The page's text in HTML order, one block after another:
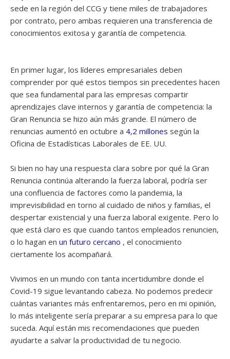
sede en la región del CCG y tiene miles de trabajadores
por contrato, pero ambas requieren una transferencia de
conocimientos exitosa y garantía de competencia.
En primer lugar, los líderes empresariales deben
comprender por qué estos tiempos sin precedentes hacen
que sea fundamental para las empresas compartir
aprendizajes clave internos y garantía de competencia: la
Gran Renuncia se hizo aún más grande. El número de
renuncias aumentó en octubre a 4,2 millones según la
Oficina de Estadísticas Laborales de EE. UU.
Si bien no hay una respuesta clara sobre por qué la Gran
Renuncia continúa alterando la fuerza laboral, podría ser
una confluencia de factores como la pandemia, la
imprevisibilidad en torno al cuidado de niños y familias, el
despertar existencial y una fuerza laboral exigente. Pero lo
que está claro es que cuando tantos empleados renuncien,
o lo hagan en un futuro cercano , el conocimiento
ciertamente los acompañará.
Vivimos en un mundo con tanta incertidumbre donde el
Covid-19 sigue levantando cabeza. No podemos predecir
cuántas variantes más enfrentaremos, pero en mi opinión,
lo más inteligente sería preparar a su empresa para lo que
suceda. Aquí están mis recomendaciones que pueden
ayudarte a salvar la productividad de tu negocio.